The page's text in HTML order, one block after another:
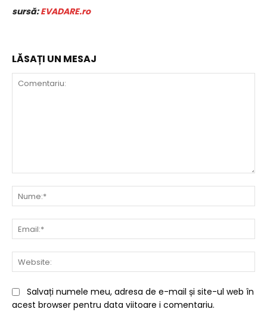
sursă:EVADARE.ro
LĂSAȚI UN MESAJ
Salvați numele meu, adresa de e-mail și site-ul web în
acest browser pentru data viitoare i comentariu.